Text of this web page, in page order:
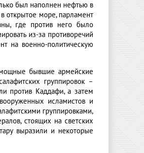
был наполнен нефтью в
открытое море, парламент
где против него было
из-за противоречий
на военно-политическую
бывшие армейские
группировок –
против Каддафи, а затем
исламистов и
группировками,
стоящих на светских
выразили и некоторые